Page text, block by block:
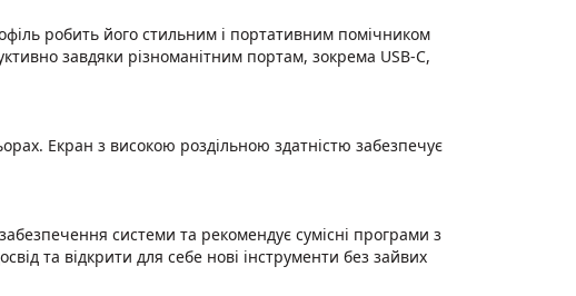
робить його стильним і портативним помічником
завдяки різноманітним портам, зокрема USB-C,
Екран з високою роздільною здатністю забезпечує
системи та рекомендує сумісні програми з
та відкрити для себе нові інструменти без зайвих